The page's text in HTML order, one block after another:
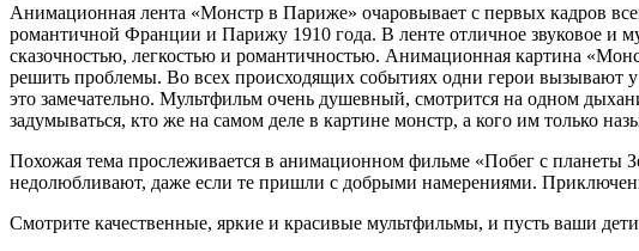
Анимационная лента «Монстр в Париже» очаровывает с первых кадров
романтичной Франции и Парижу 1910 года. В ленте отличное звуковое и
сказочностью, легкостью и романтичностью. Анимационная картина
решить проблемы. Во всех происходящих событиях одни герои
это замечательно. Мультфильм очень душевный, смотрится на одном
задумываться, кто же на самом деле в картине монстр, а кого им только
Похожая тема прослеживается в анимационном фильме «Побег с планеты
недолюбливают, даже если те пришли с добрыми намерениями.
Смотрите качественные, яркие и красивые мультфильмы, и пусть ваши